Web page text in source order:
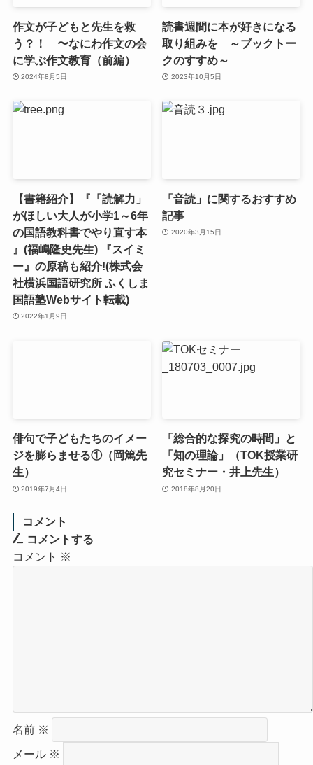
作文が子どもと先生を救
う？！ 〜なにわ作文の会
に学ぶ作文教育（前編）
2024年8月5日
読書週間に本が好きになる
取り組みを ～ブックトー
クのすすめ～
2023年10月5日
【書籍紹介】『「読解力」
がほしい大人が小学1～6年
の国語教科書でやり直す本
』(福嶋隆史先生) 『スイミ
ー』の原稿も紹介!(株式会
社横浜国語研究所 ふくしま
国語塾Webサイト転載)
2022年1月9日
「音読」に関するおすすめ
記事
2020年3月15日
俳句で子どもたちのイメー
ジを膨らませる①（岡篤先
生）
2019年7月4日
「総合的な探究の時間」と
「知の理論」（TOK授業研
究セミナー・井上先生）
2018年8月20日
コメント
コメントする
コメント ※
名前 ※
メール ※